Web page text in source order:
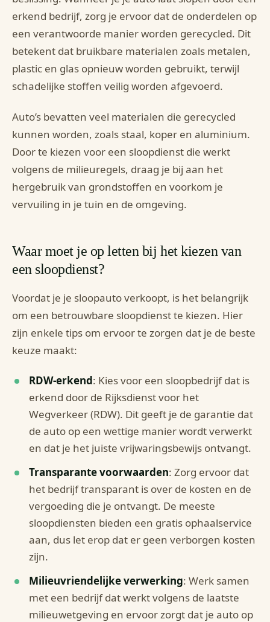
erkend bedrijf, zorg je ervoor dat de onderdelen op
een verantwoorde manier worden gerecycled. Dit
betekent dat bruikbare materialen zoals metalen,
plastic en glas opnieuw worden gebruikt, terwijl
schadelijke stoffen veilig worden afgevoerd.
Auto’s bevatten veel materialen die gerecycled
kunnen worden, zoals staal, koper en aluminium.
Door te kiezen voor een sloopdienst die werkt
volgens de milieuregels, draag je bij aan het
hergebruik van grondstoffen en voorkom je
vervuiling in je tuin en de omgeving.
Waar moet je op letten bij het kiezen van
een sloopdienst?
Voordat je je sloopauto verkoopt, is het belangrijk
om een betrouwbare sloopdienst te kiezen. Hier
zijn enkele tips om ervoor te zorgen dat je de beste
keuze maakt:
RDW-erkend: Kies voor een sloopbedrijf dat is
erkend door de Rijksdienst voor het
Wegverkeer (RDW). Dit geeft je de garantie dat
de auto op een wettige manier wordt verwerkt
en dat je het juiste vrijwaringsbewijs ontvangt.
Transparante voorwaarden: Zorg ervoor dat
het bedrijf transparant is over de kosten en de
vergoeding die je ontvangt. De meeste
sloopdiensten bieden een gratis ophaalservice
aan, dus let erop dat er geen verborgen kosten
zijn.
Milieuvriendelijke verwerking: Werk samen
met een bedrijf dat werkt volgens de laatste
milieuwetgeving en ervoor zorgt dat je auto op